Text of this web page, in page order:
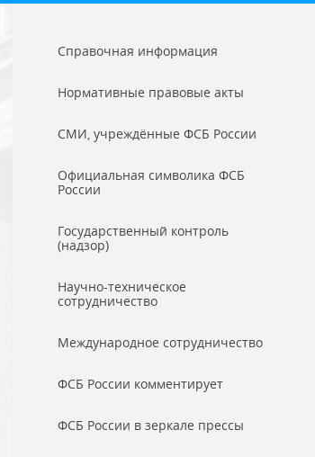
Справочная информация
Нормативные правовые акты
СМИ, учреждённые ФСБ России
Официальная символика ФСБ
России
Государственный контроль
(надзор)
Научно-техническое
сотрудничество
Международное сотрудничество
ФСБ России комментирует
ФСБ России в зеркале прессы